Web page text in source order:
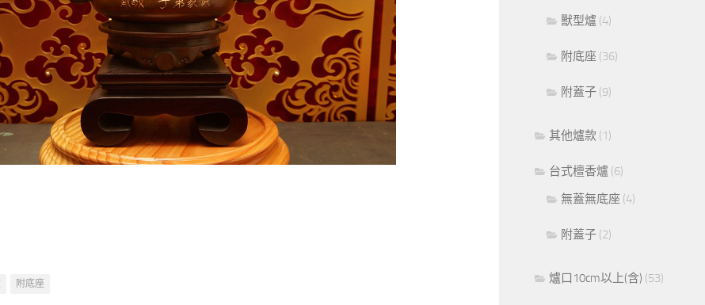
附底座
獸型爐 (4)
附底座 (36)
附蓋子 (9)
其他爐款 (1)
台式檀香爐 (6)
無蓋無底座 (4)
附蓋子 (2)
爐口10cm以上(含) (53)